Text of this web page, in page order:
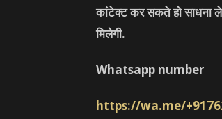
कांटेक्ट कर सकते हो साधना
मिलेगी.
Whatsapp number
https://wa.me/